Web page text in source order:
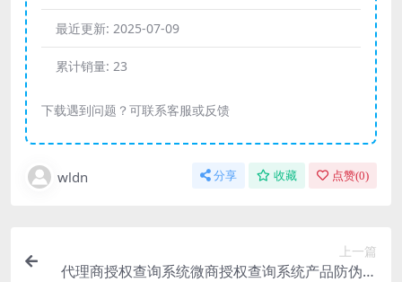
最近更新: 2025-07-09
累计销量: 23
下载遇到问题？可联系客服或反馈
wldn 分享 收藏 点赞(0)
上一篇
代理商授权查询系统微商授权查询系统产品防伪查